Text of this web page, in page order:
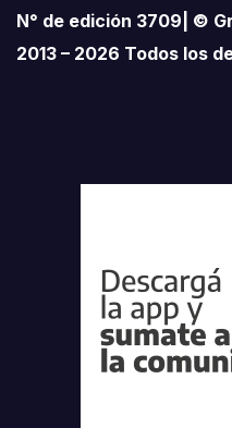
N° de edición 3709| ©
2013 – 2026 Todos los